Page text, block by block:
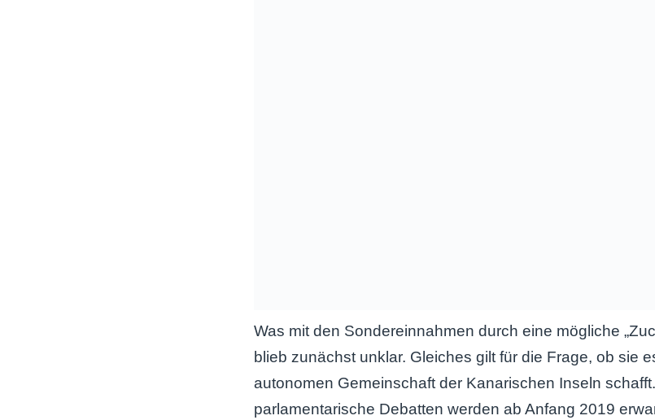
Was mit den Sondereinnahmen durch eine mögliche
blieb zunächst unklar. Gleiches gilt für die Frage, ob sie
autonomen Gemeinschaft der Kanarischen Inseln
parlamentarische Debatten werden ab Anfang 2019